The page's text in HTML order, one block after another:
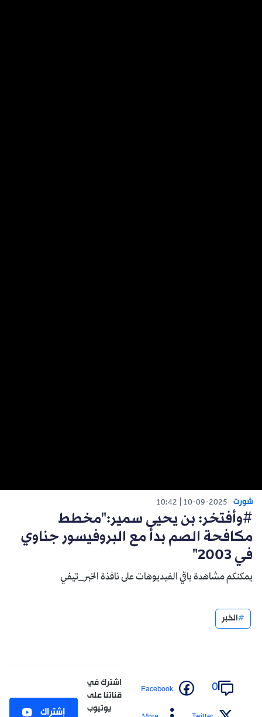
شورت 10-09-2025
10:42
#وأفتخر: بن يحيى سمير:"مخطط
مكافحة الصم بدأ مع البروفيسور جناوي
في 2003"
يمكنكم مشاهدة باقي الفيديوهات على نافذة الخبر_تيفي
الخبر
0
Facebook
اشترك في
قناتنا على
يوتيوب
إشتراك